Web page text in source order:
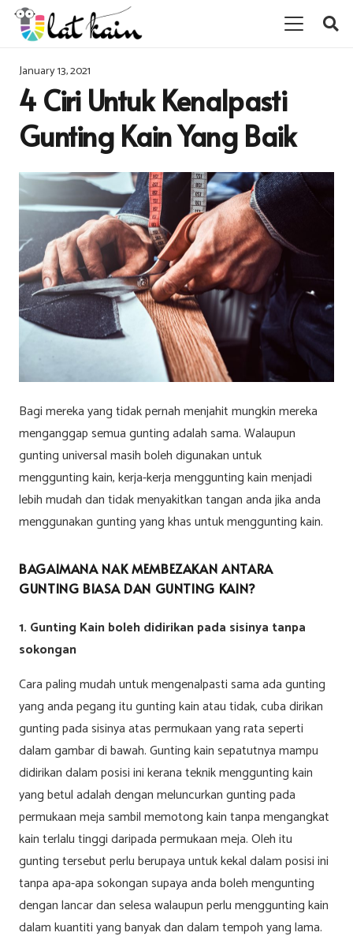
January 13, 2021
4 Ciri Untuk Kenalpasti
Gunting Kain Yang Baik
Bagi mereka yang tidak pernah menjahit mungkin mereka
menganggap semua gunting adalah sama. Walaupun
gunting universal masih boleh digunakan untuk
menggunting kain, kerja-kerja menggunting kain menjadi
lebih mudah dan tidak menyakitkan tangan anda jika anda
menggunakan gunting yang khas untuk menggunting kain.
BAGAIMANA NAK MEMBEZAKAN ANTARA
GUNTING BIASA DAN GUNTING KAIN?
1. Gunting Kain boleh didirikan pada sisinya tanpa
sokongan
Cara paling mudah untuk mengenalpasti sama ada gunting
yang anda pegang itu gunting kain atau tidak, cuba dirikan
gunting pada sisinya atas permukaan yang rata seperti
dalam gambar di bawah. Gunting kain sepatutnya mampu
didirikan dalam posisi ini kerana teknik menggunting kain
yang betul adalah dengan meluncurkan gunting pada
permukaan meja sambil memotong kain tanpa mengangkat
kain terlalu tinggi daripada permukaan meja. Oleh itu
gunting tersebut perlu berupaya untuk kekal dalam posisi ini
tanpa apa-apa sokongan supaya anda boleh mengunting
dengan lancar dan selesa walaupun perlu menggunting kain
dalam kuantiti yang banyak dan dalam tempoh yang lama.